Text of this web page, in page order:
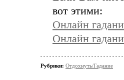
вот этими:
Онлайн
Онлайн
Рубрики: Отдохнуть/Гадание